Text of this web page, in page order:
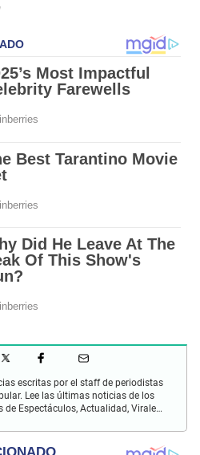
escritas por el staff de periodistas
Lee las últimas noticias de los
de Espectáculos, Actualidad, Virales,